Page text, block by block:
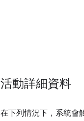
活動詳細資料
在下列情況下，系統會